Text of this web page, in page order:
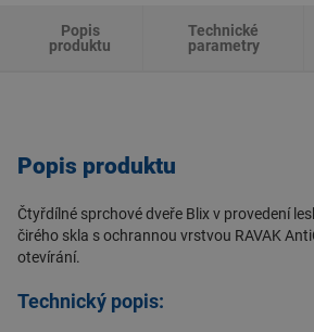
Popis
produktu
Technické
parametry
Popis produktu
Čtyřdílné sprchové dveře Blix v provedení
čirého skla s ochrannou vrstvou RAVAK
otevírání.
Technický popis: